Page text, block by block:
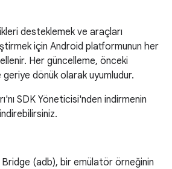
desteklemek ve araçları
için Android platformunun her
Her güncelleme, önceki
dönük olarak uyumludur.
SDK Yöneticisi'nden indirmenin
(adb), bir emülatör örneğinin